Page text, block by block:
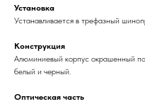
Установка
Устанавливается в трефазный
Конструкция
Алюминиевый корпус окрашенный
белый и черный.
Оптическая часть